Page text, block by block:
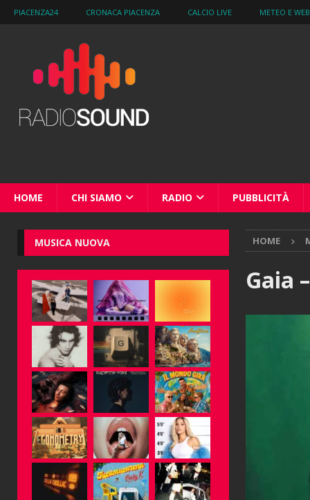
PIACENZA24 CRONACA PIACENZA CALCIO LIVE METEO E
HOME CHI SIAMO RADIO PUBBLICITÀ
HOME
Gaia
MUSICA NUOVA